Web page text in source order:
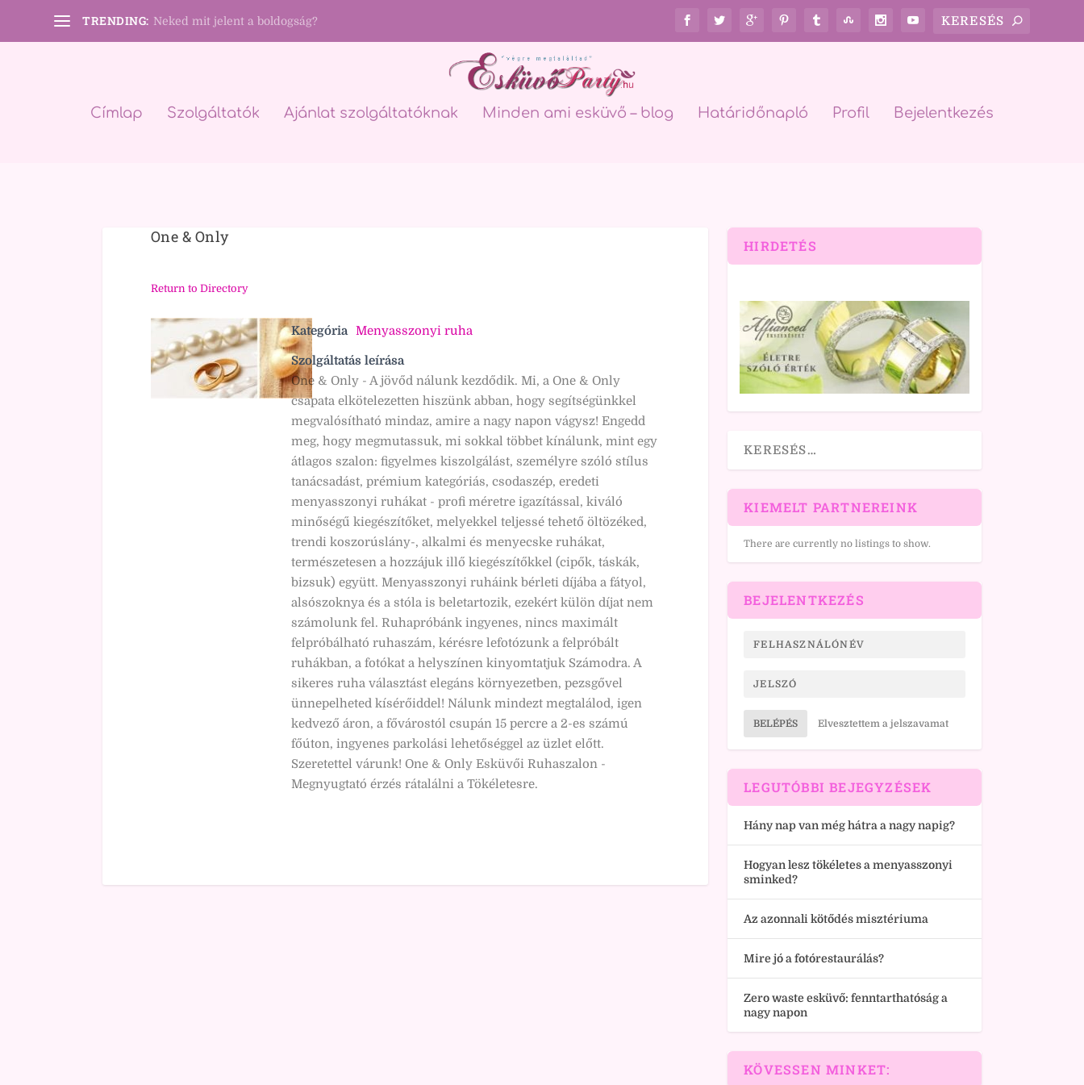
TRENDING: Neked mit jelent a boldogság?
Címlap Szolgáltatók Ajánlat szolgáltatóknak Minden ami esküvő – blog Határidőnapló Profil Bejelentkezés
One & Only
Return to Directory
Kategória Menyasszonyi ruha
Szolgáltatás leírása
One & Only - A jövőd nálunk kezdődik. Mi, a One & Only
csapata elkötelezetten hiszünk abban, hogy segítségünkkel
megvalósítható mindaz, amire a nagy napon vágysz! Engedd
meg, hogy megmutassuk, mi sokkal többet kínálunk, mint egy
átlagos szalon: figyelmes kiszolgálást, személyre szóló stílus
tanácsadást, prémium kategóriás, csodaszép, eredeti
menyasszonyi ruhákat - profi méretre igazítással, kiváló
minőségű kiegészítőket, melyekkel teljessé tehető öltözéked,
trendi koszorúslány-, alkalmi és menyecske ruhákat,
természetesen a hozzájuk illő kiegészítőkkel (cipők, táskák,
bizsuk) együtt. Menyasszonyi ruháink bérleti díjába a fátyol,
alsószoknya és a stóla is beletartozik, ezekért külön díjat nem
számolunk fel. Ruhapróbánk ingyenes, nincs maximált
felpróbálható ruhaszám, kérésre lefotózunk a felpróbált
ruhákban, a fotókat a helyszínen kinyomtatjuk Számodra. A
sikeres ruha választást elegáns környezetben, pezsgővel
ünnepelheted kísérőiddel! Nálunk mindezt megtalálod, igen
kedvező áron, a fővárostól csupán 15 percre a 2-es számú
főúton, ingyenes parkolási lehetőséggel az üzlet előtt.
Szeretettel várunk! One & Only Esküvői Ruhaszalon -
Megnyugtató érzés rátalálni a Tökéletesre.
HIRDETÉS
KIEMELT PARTNEREINK
There are currently no listings to show.
BEJELENTKEZÉS
BELÉPÉS Elvesztettem a jelszavamat
LEGUTÓBBI BEJEGYZÉSEK
Hány nap van még hátra a nagy napig?
Hogyan lesz tökéletes a menyasszonyi
sminked?
Az azonnali kötődés misztériuma
Mire jó a fotórestaurálás?
Zero waste esküvő: fenntarthatóság a
nagy napon
KÖVESSEN MINKET: